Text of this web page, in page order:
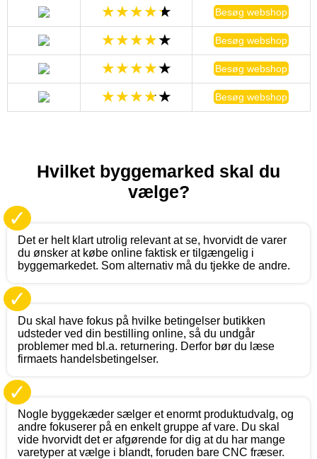
Besøg webshop
Besøg webshop
Besøg webshop
Besøg webshop
Hvilket byggemarked skal du
vælge?
✓
Det er helt klart utrolig relevant at se, hvorvidt de varer
du ønsker at købe online faktisk er tilgængelig i
byggemarkedet. Som alternativ må du tjekke de andre.
✓
Du skal have fokus på hvilke betingelser butikken
udsteder ved din bestilling online, så du undgår
problemer med bl.a. returnering. Derfor bør du læse
firmaets handelsbetingelser.
✓
Nogle byggekæder sælger et enormt produktudvalg, og
andre fokuserer på en enkelt gruppe af vare. Du skal
vide hvorvidt det er afgørende for dig at du har mange
varetyper at vælge i blandt, foruden bare CNC fræser.